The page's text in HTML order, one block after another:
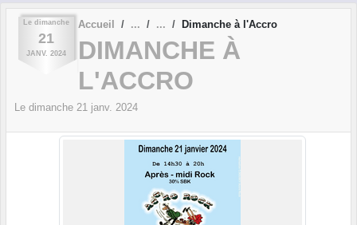
Le dimanche
21
JANV. 2024
Accueil Dimanche à l'Accro
DIMANCHE À
L'ACCRO
Le dimanche 21 janv. 2024